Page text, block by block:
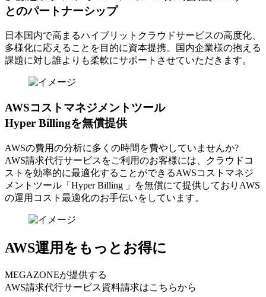
とのパートナーシップ
日本国内で高まるハイブリットクラウドサービスの高度化、
多様化に応えることを目的に資本提携。国内企業様の抱える
課題に対し誰よりも柔軟にサポートさせていただきます。
AWSコストマネジメントツール
Hyper Billingを無償提供
AWSの費⽤の分析に多くの時間を費やしていませんか?
AWS請求代⾏サービスをご利⽤のお客様には、クラウドコ
ストを効率的に最適化することができるAWSコストマネジ
メントツール「Hyper Billing 」を無償にて提供しておりAWS
の運⽤コスト最適化のお⼿伝いをしています。
AWS運用をもっとお得に
MEGAZONEが提供する
AWS請求代行サービス資料請求はこちらから